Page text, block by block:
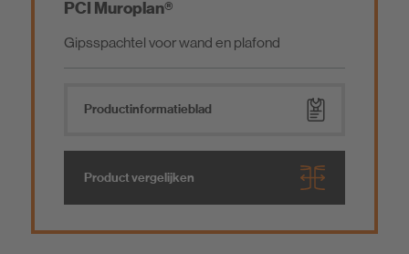
PCI Muroplan®
Gipsspachtel voor wand en plafond
Product­informatieblad
Product vergelijken